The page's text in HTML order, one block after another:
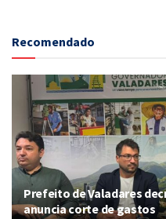
Recomendado
Prefeito de Valadares
anuncia corte de gastos